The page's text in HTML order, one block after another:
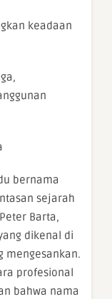
keadaan
bernama
sejarah
Barta,
dikenal di
mengesankan.
profesional
bahwa nama